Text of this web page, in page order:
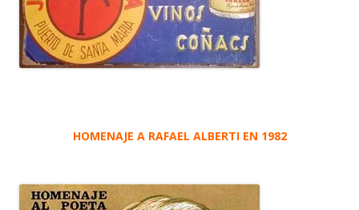
HOMENAJE A RAFAEL ALBERTI EN 1982